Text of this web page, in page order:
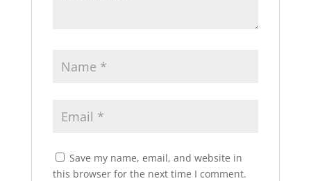
Save my name, email, and website in
this browser for the next time I comment.